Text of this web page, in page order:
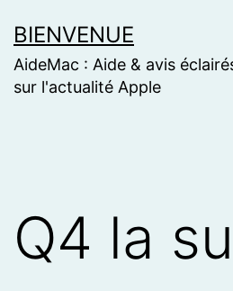
to
content
BIENVENUE
AideMac : Aide & avis
sur l'actualité Apple
Q4 la